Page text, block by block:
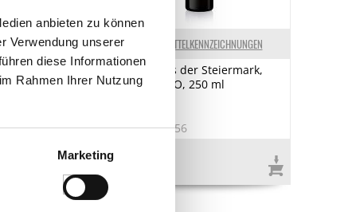
anbieten zu können
Verwendung unserer
diese Informationen
Rahmen Ihrer Nutzung
Marketing
Moutarde
LEBENSMITTELKENNZEICHNUNGEN
Hanföl, aus der Steiermark,
Fandler, BIO, 250 ml
Art.Nr.:14656